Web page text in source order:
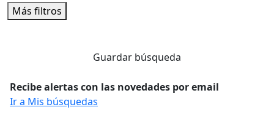
Más filtros
Guardar búsqueda
Recibe alertas con las novedades por email
Ir a Mis búsquedas